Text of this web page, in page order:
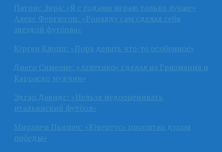
Патрис Эвра: «Я с годами играю только лучше»
Алекс Фергюсон: «Роналду сам сделал себя
звездой футбола»
Юрген Клопп: «Пора делать что-то особенное»
Диего Симеоне: «Атлетико» сделал из Гризманна и
Карраско мужчин»
Эдгар Давидс: «Нельзя недооценивать
итальянский футбол»
Миралем Пьянич: «Ювентус» пропитан духом
победы»